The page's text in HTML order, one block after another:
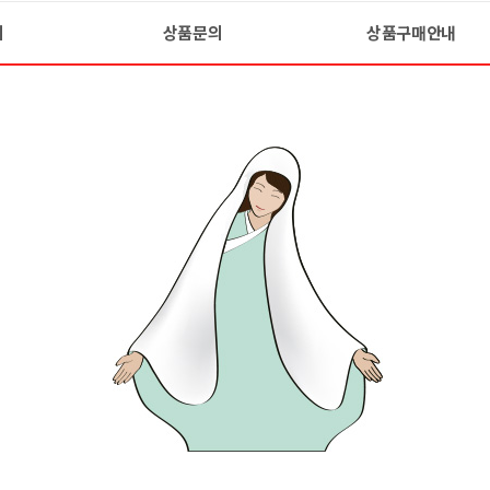
상품문의 상품구매안내